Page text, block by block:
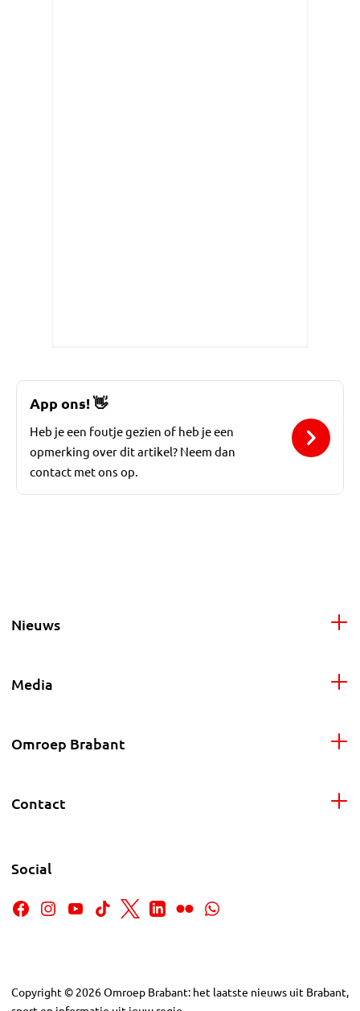
App ons!👋
Heb je een foutje gezien of heb je een
opmerking over dit artikel? Neem dan
contact met ons op.
Nieuws
Media
Omroep Brabant
Contact
Social
Copyright © 2026Omroep Brabant: het laatste nieuws uit Brabant,